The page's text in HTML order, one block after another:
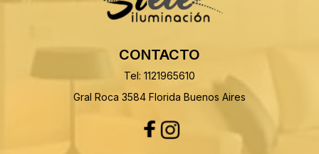
CONTACTO
Tel: 1121965610
Gral Roca 3584 Florida Buenos Aires